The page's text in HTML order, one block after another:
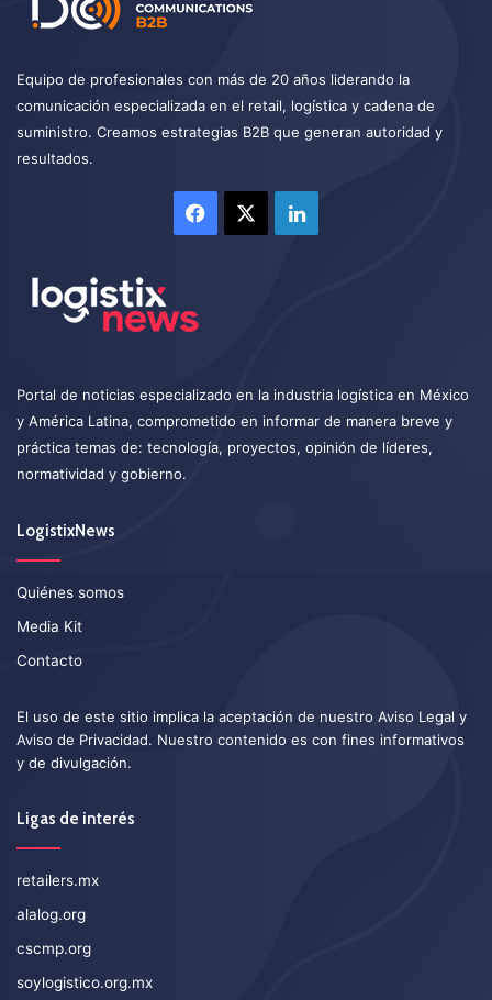
Equipo de profesionales con más de 20 años liderando la
comunicación especializada en el retail, logística y cadena de
suministro. Creamos estrategias B2B que generan autoridad y
resultados.
Facebook LinkedIn
Portal de noticias especializado en la industria logística en México
y América Latina, comprometido en informar de manera breve y
práctica temas de: tecnología, proyectos, opinión de líderes,
normatividad y gobierno.
LogistixNews
Quiénes somos
Media Kit
Contacto
El uso de este sitio implica la aceptación de nuestro Aviso Legal y
Aviso de Privacidad. Nuestro contenido es con fines informativos
y de divulgación.
Ligas de interés
retailers.mx
alalog.org
cscmp.org
soylogistico.org.mx